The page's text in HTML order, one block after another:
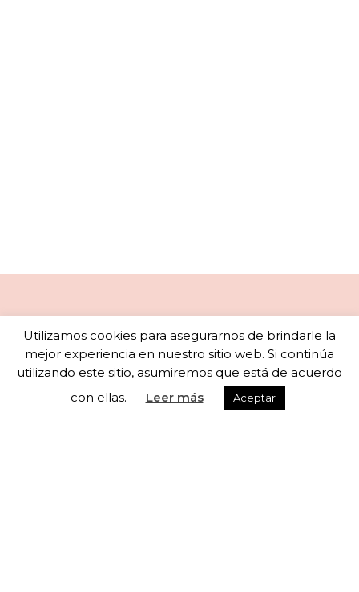
Newsletter
Subscribete a nuestra newsletter para recibir
Utilizamos cookies para asegurarnos de brindarle la
mejor experiencia en nuestro sitio web. Si continúa
utilizando este sitio, asumiremos que está de acuerdo
con ellas.
Leer más Aceptar